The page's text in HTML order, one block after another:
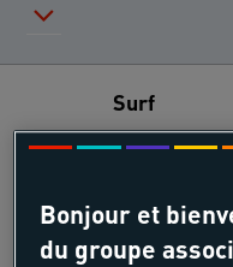
Surf
Bonjour et
du groupe